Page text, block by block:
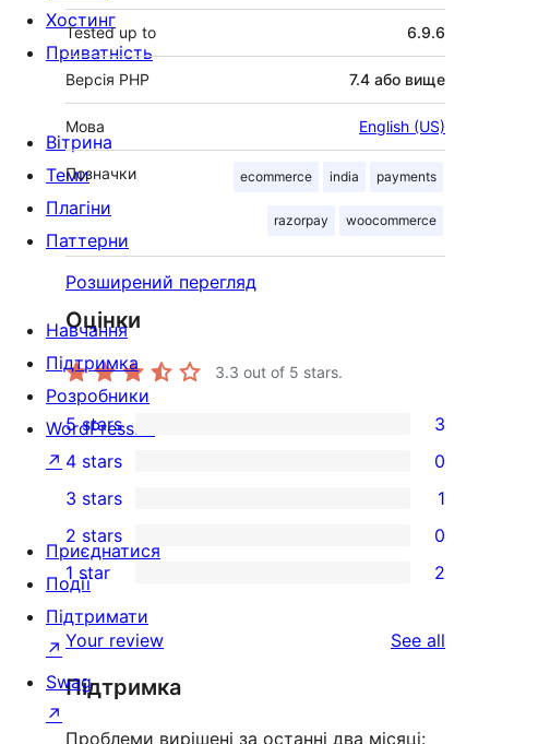
Tested up to 6.9.6
Версія PHP 7.4 або вище
Мова English (US)
Позначки ecommerce india payments
razorpay woocommerce
Розширений перегляд
Оцінки
3.3 out of 5 stars.
3
5-
star
reviews
5 stars 3
4-
star
reviews
4 stars 0
1
3-
star
review
3 stars 1
0
2-
star
reviews
2 stars 0
2
1-
star
reviews
1 star 2
Your review See all
Підтримка
Проблеми вирішені за останні два місяці:
Хостинг
Приватність
Вітрина
Теми
Плагіни
Паттерни
Навчання
Підтримка
Розробники
WordPress.tv
↗
Приєднатися
Події
Підтримати
↗
Swag
↗